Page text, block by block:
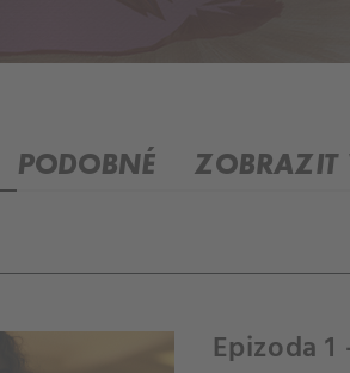
PODOBNÉ ZOBRAZIT
Epizoda